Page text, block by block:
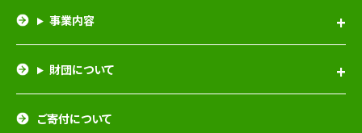
事業内容
財団について
ご寄付について